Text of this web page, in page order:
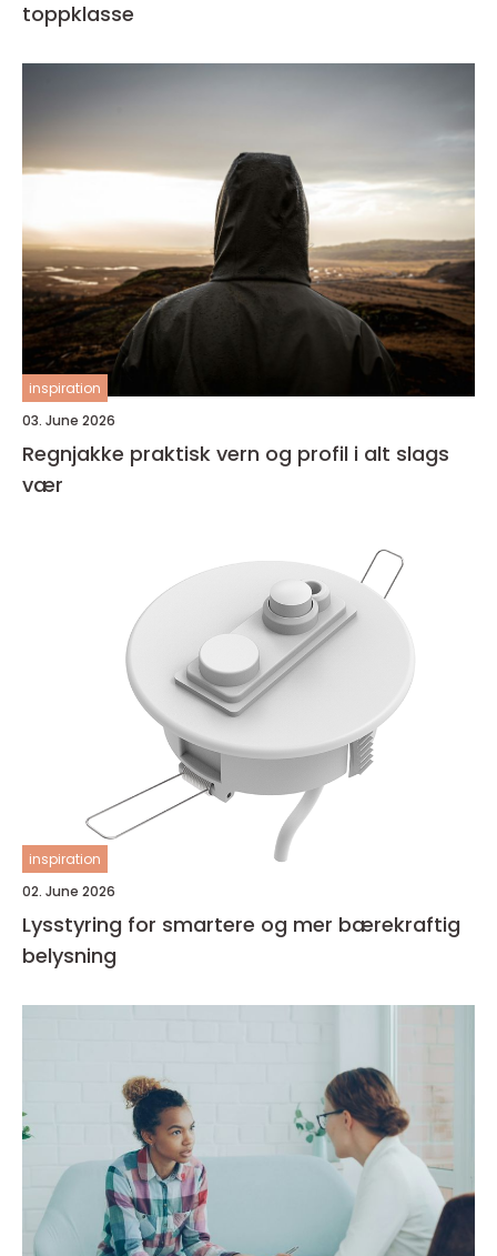
toppklasse
inspiration
03. June 2026
Regnjakke praktisk vern og profil i alt slags
vær
inspiration
02. June 2026
Lysstyring for smartere og mer bærekraftig
belysning